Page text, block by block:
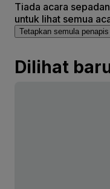
Tiada acara
untuk lihat semua
Tetapkan semula penapis
Dilihat